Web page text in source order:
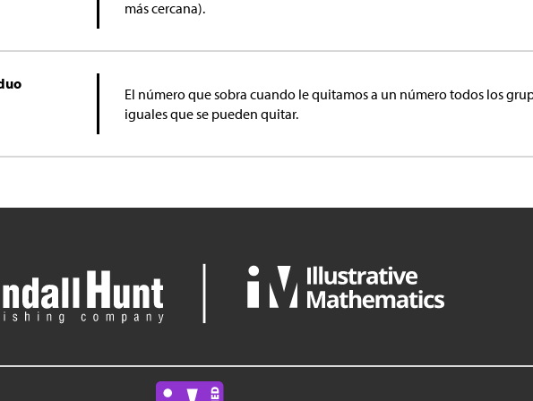
más cercana).
El número que sobra cuando le quitamos a un número todos los
iguales que se pueden quitar.